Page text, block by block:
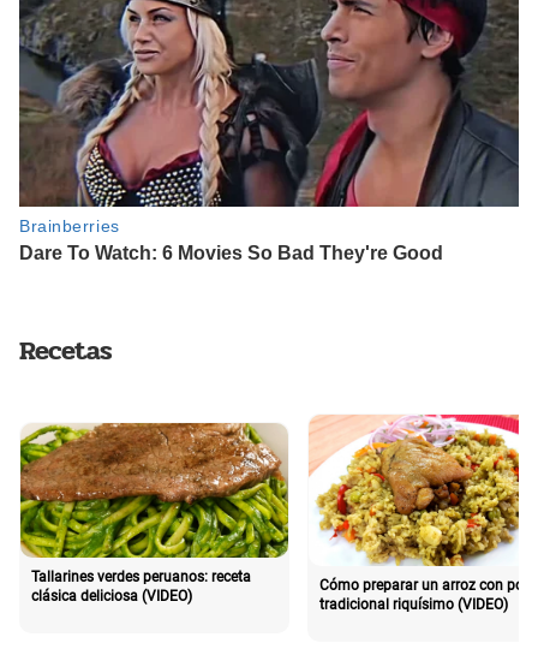
Recetas
Tallarines verdes peruanos: receta
clásica deliciosa (VIDEO)
Cómo preparar un arroz con pollo
tradicional riquísimo (VIDEO)